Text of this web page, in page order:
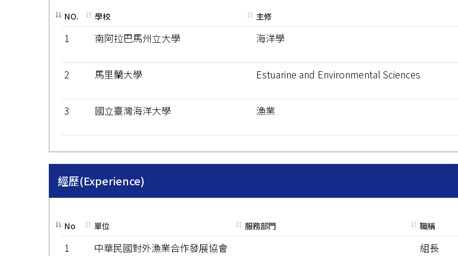
NO. 學校 主修
1 南阿拉巴馬州立大學 海洋學
2 馬里蘭大學 Estuarine and Environmental Sciences
3 國立臺灣海洋大學 漁業
經歷(Experience)
No 單位 服務部門 職稱
1 中華民國對外漁業合作發展協會 組長